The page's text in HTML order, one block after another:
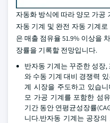
자동화 방식에 따라 양모 가공
자동 기계 및 완전 자동 기계
은 매출 점유율 51.9% 이상을
장률을 기록할 전망입니다.
반자동 기계는 꾸준한 성장
와 수동 기계 대비 경쟁력
계 시장을 주도하고 있습
모 가공 기계를 포함한 섬
기간 동안 연평균성장률
니다.반자동 기계는 공장